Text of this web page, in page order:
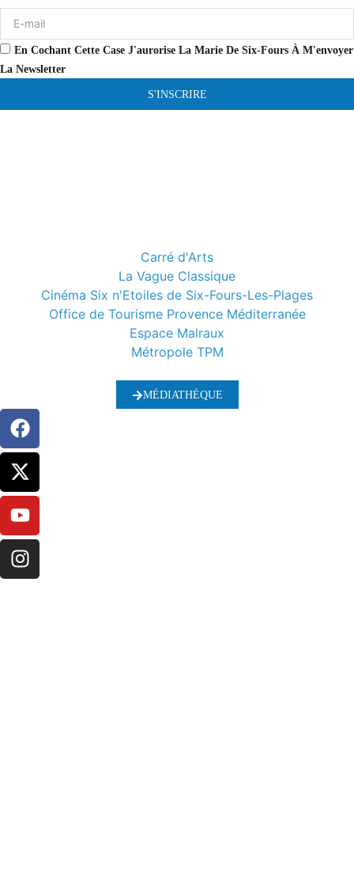
En Cochant Cette Case J'aurorise La Marie De Six-Fours À M'envoyer
La Newsletter
S'INSCRIRE
Carré d'Arts
La Vague Classique
Cinéma Six n'Etoiles de Six-Fours-Les-Plages
Office de Tourisme Provence Méditerranée
Espace Malraux
Métropole TPM
MÉDIATHÈQUE